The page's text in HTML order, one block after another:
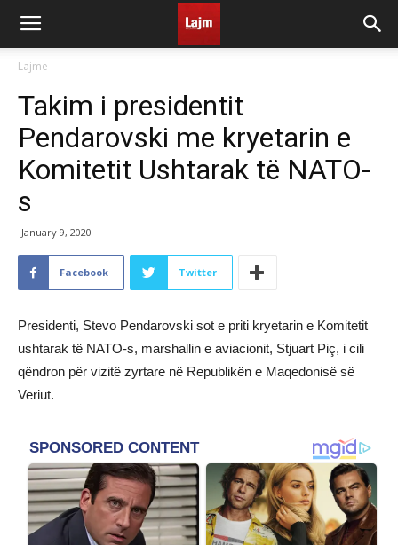
Lajme
Takim i presidentit
Pendarovski me kryetarin e
Komitetit Ushtarak të NATO-
s
January 9, 2020
Facebook Twitter
Presidenti, Stevo Pendarovski sot e priti kryetarin e Komitetit
ushtarak të NATO-s, marshallin e aviacionit, Stjuart Piç, i cili
qëndron për vizitë zyrtare në Republikën e Maqedonisë së
Veriut.